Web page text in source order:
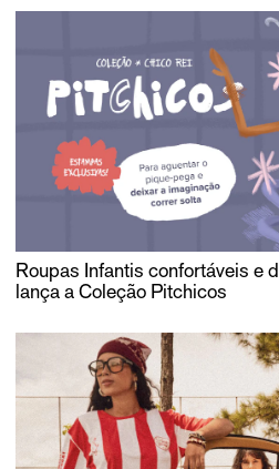
Roupas Infantis confortáveis e
lança a Coleção Pitchicos